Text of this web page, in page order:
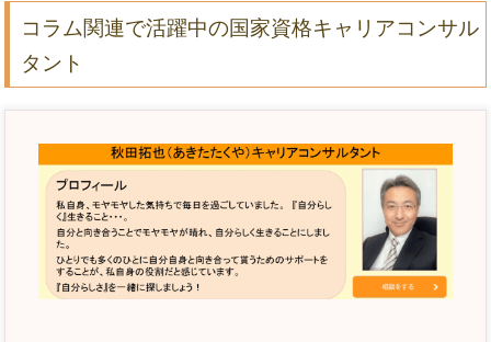
コラム関連で活躍中の国家資格キャリアコンサル
タント